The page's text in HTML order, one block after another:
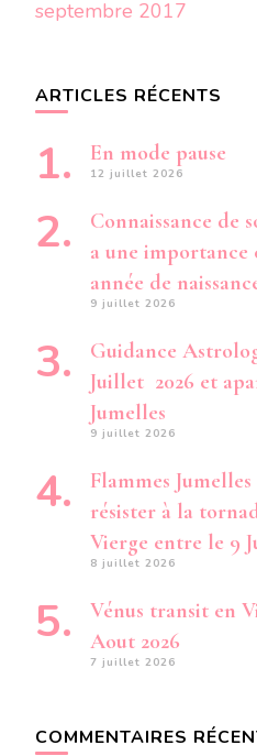
septembre 2017
ARTICLES RÉCENTS
En mode pause
12 juillet 2026
Connaissance de
a une importance
année de
9 juillet 2026
Guidance
Juillet 2026 et
Jumelles
9 juillet 2026
Flammes
résister à la
Vierge entre le 9
8 juillet 2026
Vénus transit en
Aout 2026
7 juillet 2026
COMMENTAIRES